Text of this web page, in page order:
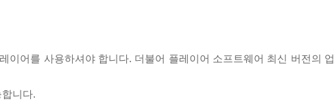
어를 사용하셔야 합니다. 더불어 플레이어 소프트웨어 최신 버전의 업
니다.